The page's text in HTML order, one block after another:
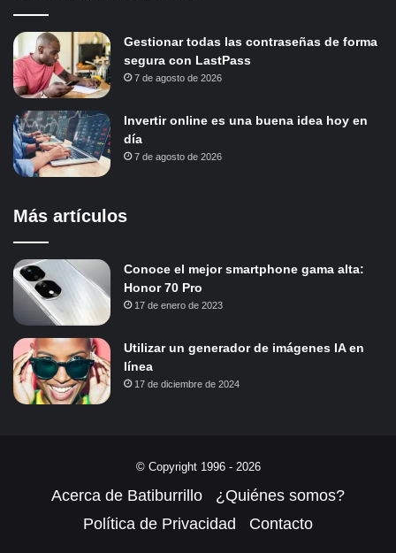
Gestionar todas las contraseñas de forma
segura con LastPass
7 de agosto de 2026
Invertir online es una buena idea hoy en
día
7 de agosto de 2026
Más artículos
Conoce el mejor smartphone gama alta:
Honor 70 Pro
17 de enero de 2023
Utilizar un generador de imágenes IA en
línea
17 de diciembre de 2024
© Copyright 1996 - 2026
Acerca de Batiburrillo
¿Quiénes somos?
Política de Privacidad
Contacto